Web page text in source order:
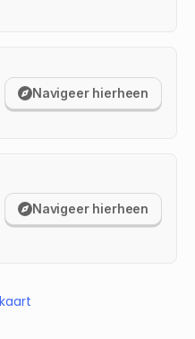
Navigeer hierheen
Navigeer hierheen